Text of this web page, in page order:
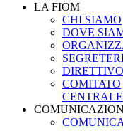
LA FIOM
CHI SIAMO
DOVE
DIRETTIVO
COMITATO
CENTRALE